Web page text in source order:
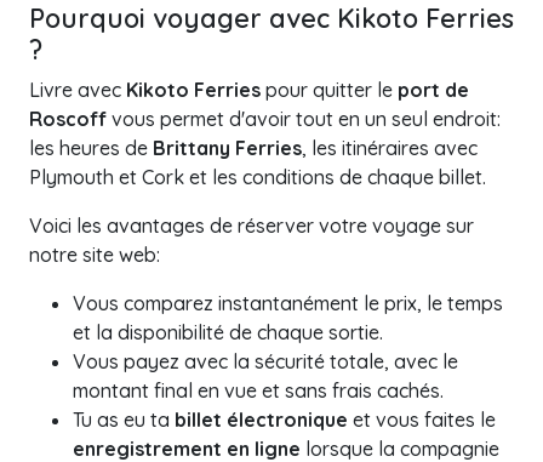
Pourquoi voyager avec Kikoto Ferries
?
Livre avec Kikoto Ferries pour quitter le port de
Roscoff vous permet d'avoir tout en un seul endroit:
les heures de Brittany Ferries, les itinéraires avec
Plymouth et Cork et les conditions de chaque billet.
Voici les avantages de réserver votre voyage sur
notre site web:
Vous comparez instantanément le prix, le temps
et la disponibilité de chaque sortie.
Vous payez avec la sécurité totale, avec le
montant final en vue et sans frais cachés.
Tu as eu ta billet électronique et vous faites le
enregistrement en ligne lorsque la compagnie